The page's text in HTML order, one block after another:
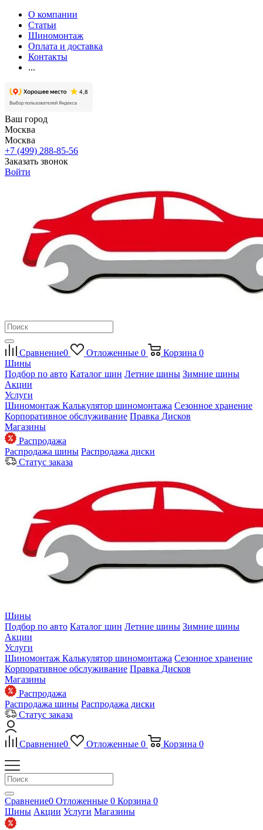
О компании
Статьи
Шиномонтаж
Оплата и доставка
Контакты
...
Ваш город
Москва
Москва
+7 (499) 288-85-56
Заказать звонок
Войти
Сравнение0 Отложенные 0 Корзина 0
Шины
Подбор по авто Каталог шин Летние шины Зимние шины
Акции
Услуги
Шиномонтаж Калькулятор шиномонтажа Сезонное хранение
Корпоративное обслуживание Правка Дисков
Магазины
Распродажа
Распродажа шины Распродажа диски
Статус заказа
Шины
Подбор по авто Каталог шин Летние шины Зимние шины
Акции
Услуги
Шиномонтаж Калькулятор шиномонтажа Сезонное хранение
Корпоративное обслуживание Правка Дисков
Магазины
Распродажа
Распродажа шины Распродажа диски
Статус заказа
Сравнение0 Отложенные 0 Корзина 0
Сравнение0 Отложенные 0 Корзина 0
Шины Акции Услуги Магазины